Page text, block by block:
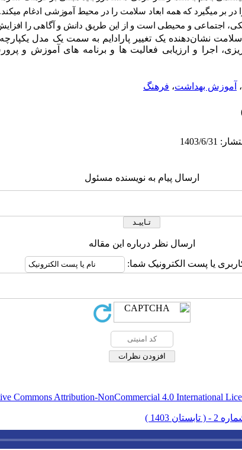
بر می­گیرد که همه ابعاد سلامت را در محیط آموزشی ادغام
اجتماعی و محیطی است و از این طریق دانش و آگاهی را
سلامت نشان‌دهنده یک تغییر پارادایم به سمت یک مدل
اجرا و ارزیابی فعالیت ها و برنامه های آموزش و
، آموزش بهداشت، فرهنگ
ارسال پیام به نویسنده مسئول
ارسال نظر درباره این مقاله
یا پست الکترونیک شما:
Commons Attribution-NonCommercial 4.0 International